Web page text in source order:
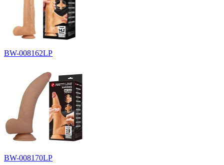
BW-008162LP
BW-008170LP